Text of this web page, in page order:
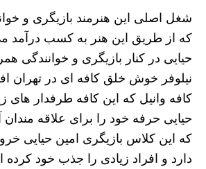
شغل اصلی این هنرمند بازیگری و
که از طریق این هنر به کسب درآمد
حیایی در کنار بازیگری و خوانندگی
نیلوفر خوش خلق کافه ای در تهران
کافه وانیل که این کافه طرفدار های
حیایی حرفه خود را برای علاقه
که این کلاس بازیگری امین حیایی
دارد و افراد زیادی را جذب خود